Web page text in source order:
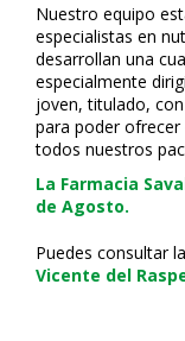
Nuestro equipo
especialistas en
desarrollan una
especialmente
joven, titulado,
para poder
todos nuestros
La Farmacia
de Agosto.
Puedes consultar
Vicente del